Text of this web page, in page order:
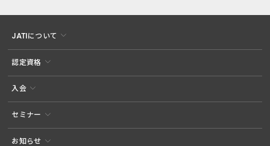
JATIについて
認定資格
入会
セミナー
お知らせ